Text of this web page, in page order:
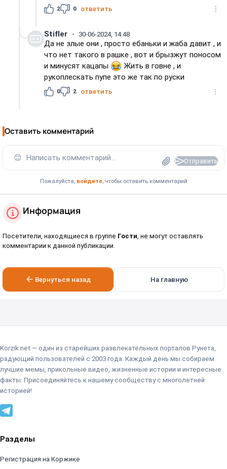
2 0 ответить
Stifler 30-06-2024, 14:48
Да не злые они , просто ебаньки и жаба давит , и
что нет такого в рашке , вот и брызжут поносом
и минусят кацапы
Жить в говне , и
рукоплескать пупе это же так по руски
0 2 ответить
Оставить комментарий
😊 Написать комментарий... Отправить
Пожалуйста, войдите, чтобы оставить комментарий
Информация
Посетители, находящиеся в группе Гости, не могут оставлять
комментарии к данной публикации.
Вернуться назад На главную
Korzik.net — один из старейших развлекательных порталов Рунета,
радующий пользователей с 2003 года. Каждый день мы собираем
лучшие мемы, прикольные видео, жизненные истории и интересные
факты. Присоединяйтесь к нашему сообществу с многолетней
историей!
Разделы
Регистрация на Коржике